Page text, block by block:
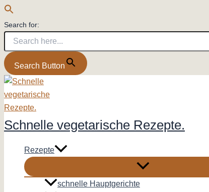
Search for:
Search Button
Zum
Inhalt
springen
Schnelle vegetarische Rezepte.
Rezepte
schnelle Hauptgerichte